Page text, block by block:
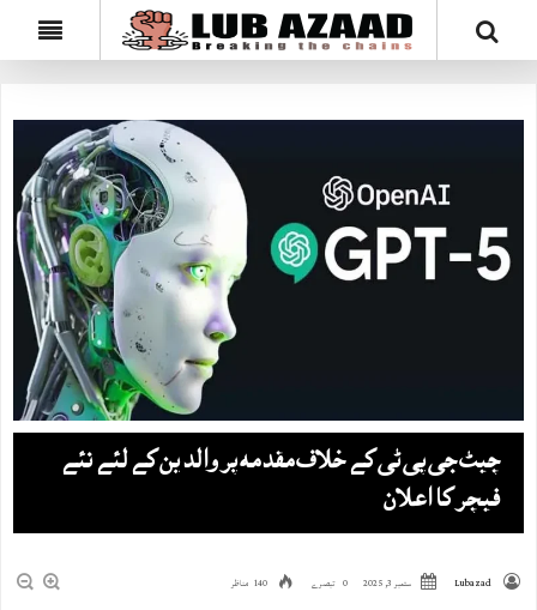
چیٹ جی پی ٹی کے خلاف مقدمہ پر والدین کے لئے نئے
فیچر کا اعلان
Lubazad ستمبر 3, 2025 0 تبصرے 140 مناظر